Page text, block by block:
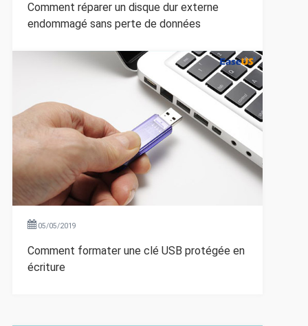
Comment réparer un disque dur externe
endommagé sans perte de données
05/05/2019
Comment formater une clé USB protégée en
écriture